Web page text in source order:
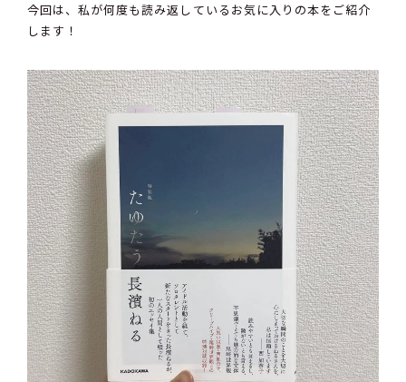
今回は、私が何度も読み返しているお気に入りの本をご紹介
します！